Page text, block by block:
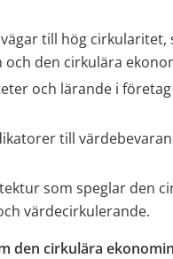
till hög cirkularitet,
den cirkulära
och lärande i
till
som speglar den
värdecirkulerande.
den cirkulära